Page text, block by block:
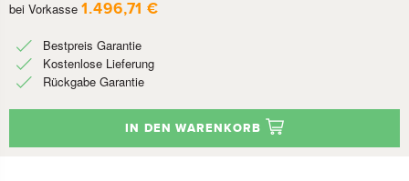
bei Vorkasse 1.496,71 €
Bestpreis Garantie
Kostenlose Lieferung
Rückgabe Garantie
IN DEN WARENKORB